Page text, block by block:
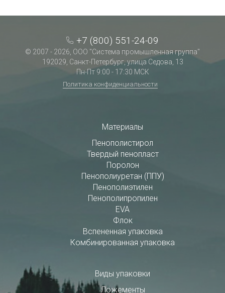
+7 (800) 551-24-09
© 2007 - 2026, ООО "Система промышленная группа"
192029, Санкт-Петербург, улица Седова, 13
Пн-Пт 9:00 - 17:30 МСК
Политика конфиденциальности
Материалы
Пенополистирол
Твердый пенопласт
Поролон
Пенополиуретан (ППУ)
Пенополиэтилен
Пенополипропилен
EVA
Флок
Вспененная упаковка
Комбинированная упаковка
Виды упаковки
Ложементы